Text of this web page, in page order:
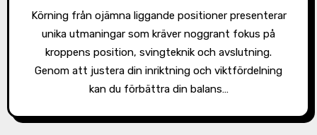
Körning från ojämna liggande positioner presenterar
unika utmaningar som kräver noggrant fokus på
kroppens position, svingteknik och avslutning.
Genom att justera din inriktning och viktfördelning
kan du förbättra din balans…